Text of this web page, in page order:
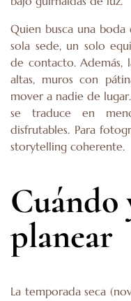
Quien busca una
sola sede, un solo
de contacto. Además,
altas, muros con
mover a nadie de
se traduce en
disfrutables. Para
storytelling coherente.
Cuándo
planear
La temporada seca